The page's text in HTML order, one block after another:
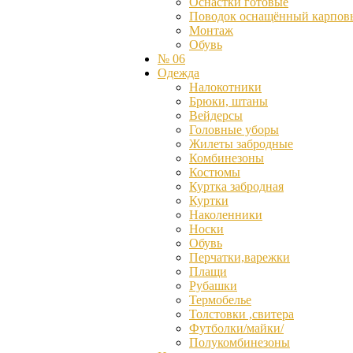
Поводок оснащённый
Монтаж
Обувь
№ 06
Одежда
Налокотники
Брюки, штаны
Вейдерсы
Головные уборы
Жилеты забродные
Комбинезоны
Костюмы
Куртка забродная
Куртки
Наколенники
Носки
Обувь
Перчатки,варежки
Плащи
Рубашки
Термобелье
Толстовки ,свитера
Футболки/майки/
Полукомбинезоны